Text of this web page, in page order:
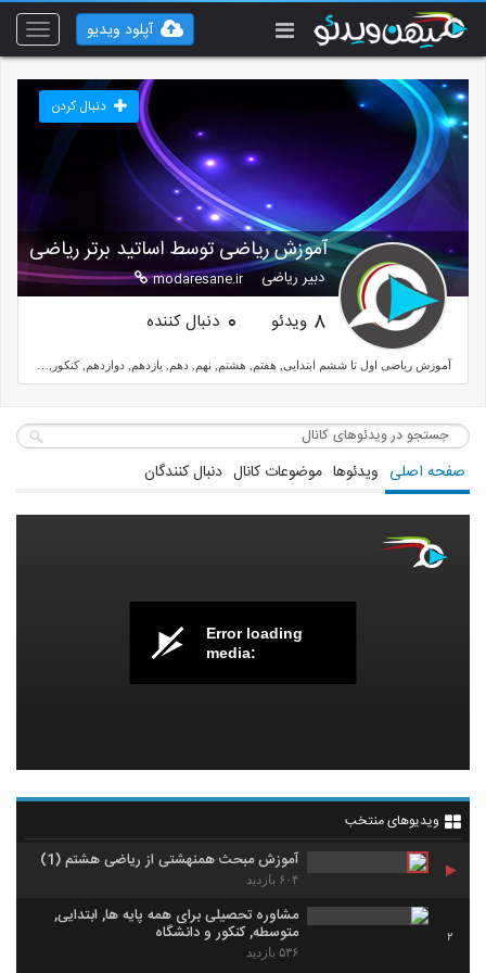
Toggle
آپلود ویدیو
آموزش ریاضی توسط اساتید برتر ریاضی
دبیر ریاضی modaresane.ir
دنبال کردن
8 ویدئو 0 دنبال کننده
صفحه اصلی ویدئوها موضوعات کانال دنبال کنندگان
Error loading
media:
ویدیوهای منتخب
آموزش مبحث همنهشتی از ریاضی هشتم (1)
۶۰۴ بازدید
2
مشاوره تحصیلی برای همه پایه ها, ابتدایی,
متوسطه, کنکور و دانشگاه
۵۳۶ بازدید